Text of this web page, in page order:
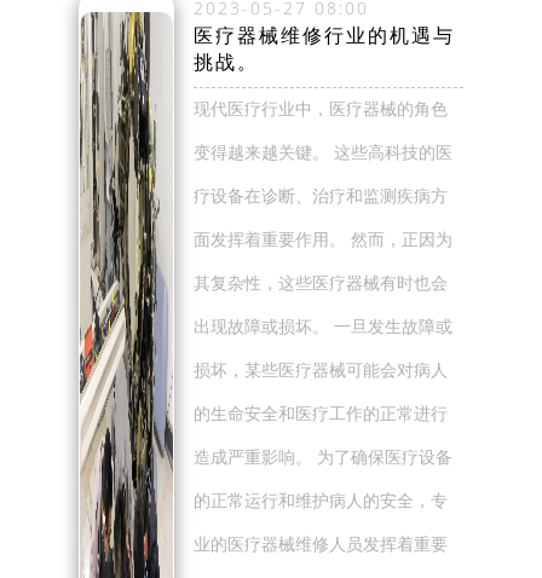
2023-05-27 08:00
医疗器械维修行业的机遇与
挑战。
现代医疗行业中，医疗器械的角色
变得越来越关键。 这些高科技的医
疗设备在诊断、治疗和监测疾病方
面发挥着重要作用。 然而，正因为
其复杂性，这些医疗器械有时也会
出现故障或损坏。 一旦发生故障或
损坏，某些医疗器械可能会对病人
的生命安全和医疗工作的正常进行
造成严重影响。 为了确保医疗设备
的正常运行和维护病人的安全，专
业的医疗器械维修人员发挥着重要